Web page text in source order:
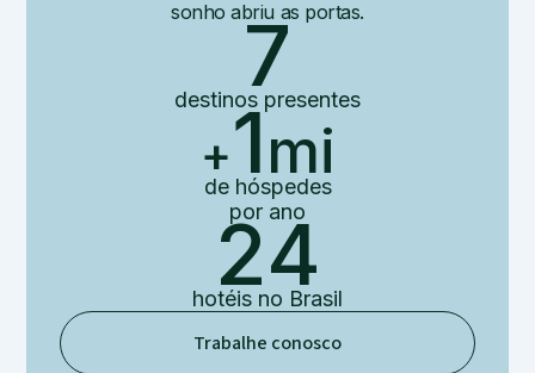
sonho abriu as portas.
7
destinos presentes
+1mi
de hóspedes
por ano
24
hotéis no Brasil
Trabalhe conosco